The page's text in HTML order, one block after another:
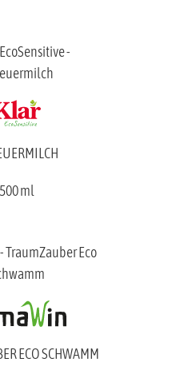
500 ml
ECO SCHWAMM